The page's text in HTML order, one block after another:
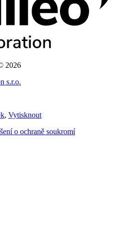
2026
s.r.o.
, Vytisknout
o ochraně soukromí